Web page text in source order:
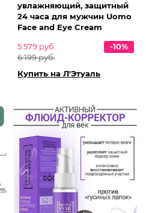
увлажняющий, защитный
24 часа для мужчин Uomo
Face and Eye Cream
5 579 руб.
6 199 руб.
-10%
Купить на Л'Этуаль